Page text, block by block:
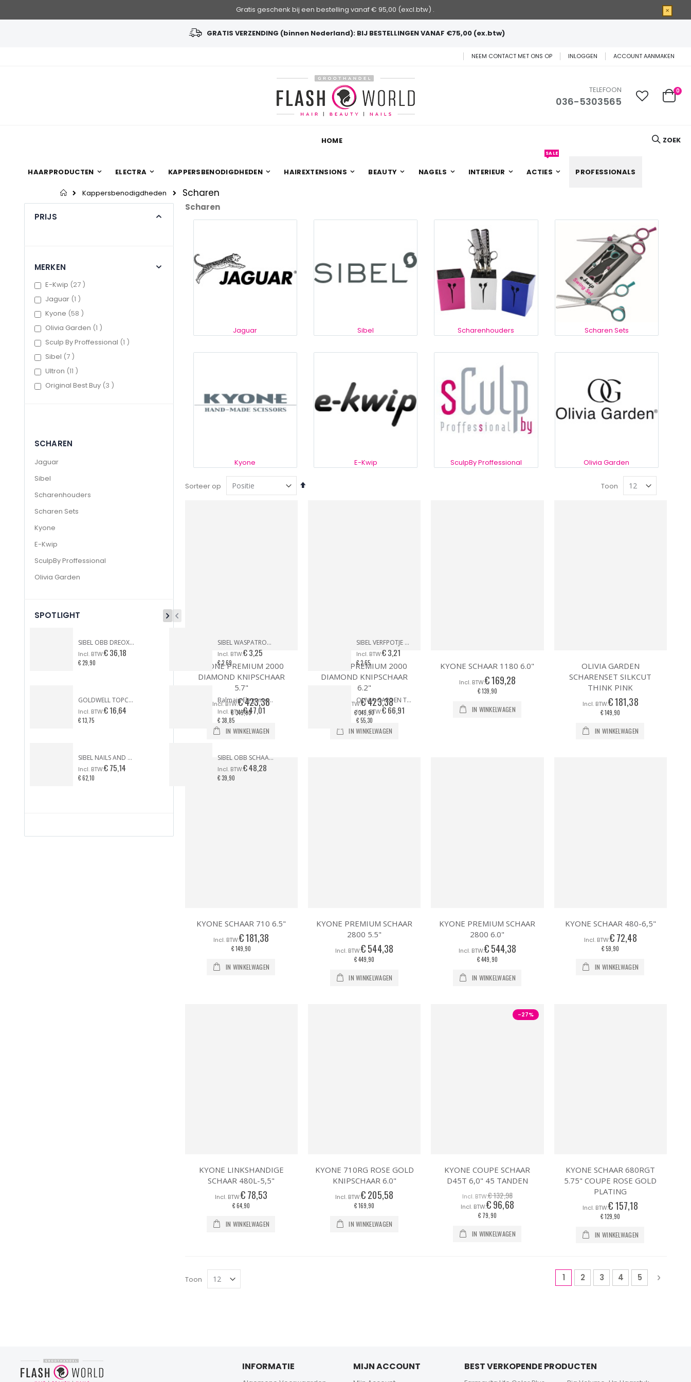
Gratis geschenk bij een bestelling vanaf € 95,00 (excl.btw) . ×
GRATIS VERZENDING (binnen Nederland): BIJ BESTELLINGEN VANAF €75,00 (ex.btw)
NEEM CONTACT MET ONS OP INLOGGEN ACCOUNT AANMAKEN
TELEFOON
036-5303565
ZOEK
Cart
0
HOME
HAARPRODUCTEN ELECTRA KAPPERSBENODIGDHEDEN HAIREXTENSIONS BEAUTY NAGELS INTERIEUR ACTIES
SALE
PROFESSIONALS
Home
Kappersbenodigdheden Scharen
Scharen
Jaguar Sibel Scharenhouders Scharen Sets
Kyone E-Kwip SculpBy Proffessional Olivia Garden
Sorteer op
Van
Toon
KYONE PREMIUM 2000
DIAMOND KNIPSCHAAR
5.7"
€ 423,38
€ 349,90
IN WINKELWAGEN
KYONE PREMIUM 2000
DIAMOND KNIPSCHAAR
6.2"
€ 423,38
€ 349,90
IN WINKELWAGEN
KYONE SCHAAR 1180 6.0"
€ 169,28
€ 139,90
IN WINKELWAGEN
OLIVIA GARDEN
SCHARENSET SILKCUT
THINK PINK
€ 181,38
€ 149,90
IN WINKELWAGEN
KYONE SCHAAR 710 6.5"
€ 181,38
€ 149,90
IN WINKELWAGEN
KYONE PREMIUM SCHAAR
2800 5.5"
€ 544,38
€ 449,90
IN WINKELWAGEN
KYONE PREMIUM SCHAAR
2800 6.0"
€ 544,38
€ 449,90
IN WINKELWAGEN
KYONE SCHAAR 480-6,5"
€ 72,48
€ 59,90
IN WINKELWAGEN
KYONE LINKSHANDIGE
SCHAAR 480L-5,5"
€ 78,53
€ 64,90
IN WINKELWAGEN
KYONE 710RG ROSE GOLD
KNIPSCHAAR 6.0"
€ 205,58
€ 169,90
IN WINKELWAGEN
-27%
KYONE COUPE SCHAAR
D45T 6,0" 45 TANDEN
€ 132,98
Speciale
prijs
€ 96,68
€ 79,90
IN WINKELWAGEN
KYONE SCHAAR 680RGT
5.75" COUPE ROSE GOLD
PLATING
€ 157,18
€ 129,90
IN WINKELWAGEN
Pagina
U lees momenteel pagina
1 Pagina
2 Pagina
3 Pagina
4 Pagina
5 Pagina
Toon
PRIJS
MERKEN
E-Kwip 27 items
Jaguar 1 item
Kyone 58 items
Olivia Garden 1 item
Sculp By Proffessional 1 item
Sibel 7 items
Ultron 11 items
Original Best Buy 3 items
SCHAREN
Jaguar
Sibel
Scharenhouders
Scharen Sets
Kyone
E-Kwip
SculpBy Proffessional
Olivia Garden
SPOTLIGHT
SIBEL OBB DREOX FÖHN PURPLE TONIC LIMITED EDITION
€ 36,18
€ 29,90
GOLDWELL TOPCHIC COMPACT TUBE 60ml KLEUR 10N
€ 16,64
€ 13,75
SIBEL NAILS AND MORE ZEBRA CASE
€ 75,14
€ 62,10
SIBEL WASPATROON BREDE KOP GEZICHT & LICHAAM
€ 3,25
€ 2,69
Balmain Elegance Paris / DARK ESPRESSO
€ 47,01
€ 38,85
SIBEL OBB SCHAAR OFFSET FROSTED BRIGHTS LILAC LIMITED EDITION
€ 48,28
€ 39,90
SIBEL VERFPOTJE MET HANDVAT ZWART
€ 3,21
€ 2,65
OLIVIA GARDEN THINK PINK NANOTHERMIC BORSTEL SET (4 STUKS)
€ 66,91
€ 55,30
INFORMATIE MIJN ACCOUNT BEST VERKOPENDE PRODUCTEN